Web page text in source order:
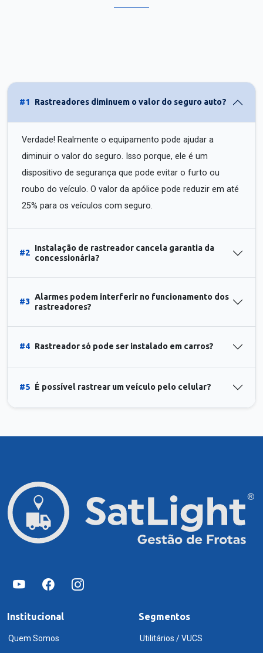
#1 Rastreadores diminuem o valor do seguro auto?
Verdade! Realmente o equipamento pode ajudar a
diminuir o valor do seguro. Isso porque, ele é um
dispositivo de segurança que pode evitar o furto ou
roubo do veículo. O valor da apólice pode reduzir em até
25% para os veículos com seguro.
#2
Instalação de rastreador cancela garantia da
concessionária?
#3
Alarmes podem interferir no funcionamento dos
rastreadores?
#4 Rastreador só pode ser instalado em carros?
#5 É possível rastrear um veículo pelo celular?
Institucional
Quem Somos
Segmentos
Utilitários / VUCS